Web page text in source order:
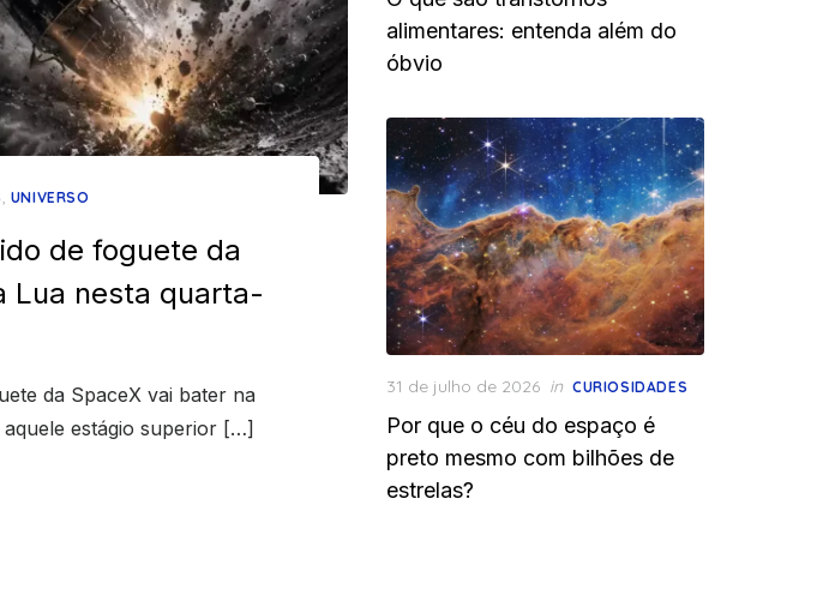
, UNIVERSO
de foguete da
Lua nesta quarta-
da SpaceX vai bater na
estágio superior […]
alimentares: entenda além do
óbvio
Posted
31 de julho de 2026 in CURIOSIDADES
Por que o céu do espaço é
preto mesmo com bilhões de
estrelas?